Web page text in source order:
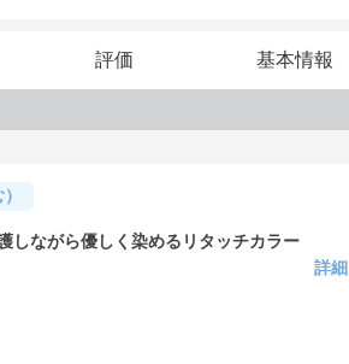
評価 基本情報
しながら優しく染めるリタッチカラー
詳細